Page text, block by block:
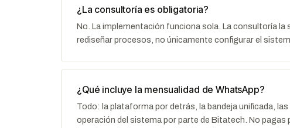
¿La consultoría es obligatoria?
No. La implementación funciona sola. La consultoría la
rediseñar procesos, no únicamente configurar el
¿Qué incluye la mensualidad de WhatsApp?
Todo: la plataforma por detrás, la bandeja unificada, las
operación del sistema por parte de Bitatech. No pagas